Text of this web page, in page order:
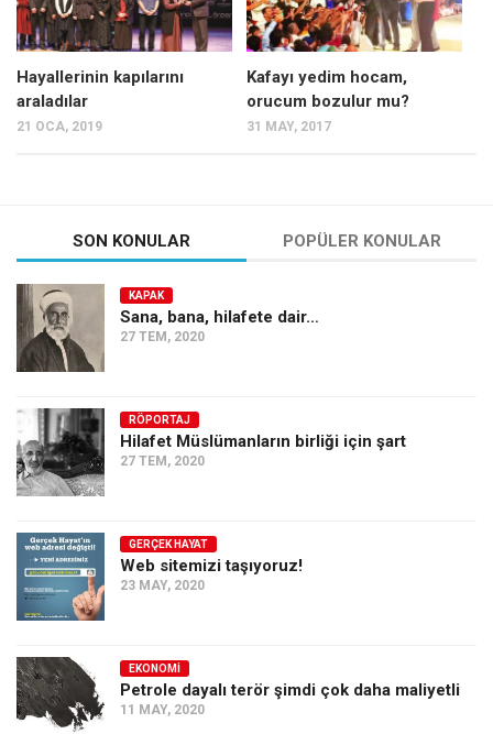
Hayallerinin kapılarını
araladılar
21 OCA, 2019
Kafayı yedim hocam,
orucum bozulur mu?
31 MAY, 2017
SON KONULAR POPÜLER KONULAR
KAPAK
Sana, bana, hilafete dair…
27 TEM, 2020
RÖPORTAJ
Hilafet Müslümanların birliği için şart
27 TEM, 2020
GERÇEK HAYAT
Web sitemizi taşıyoruz!
23 MAY, 2020
EKONOMI
Petrole dayalı terör şimdi çok daha maliyetli
11 MAY, 2020